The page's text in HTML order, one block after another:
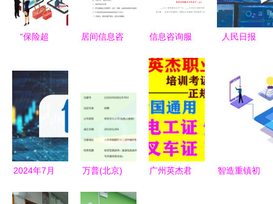
“保险超
起，如何挑
选称心如意
的产品和服
务？
居间信息咨
信息咨询服
人民日报
起来”，赋
能信息咨询
2024年7月
万普(北京)
广州英杰君
智造重镇初